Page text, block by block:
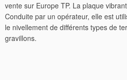
vente sur Europe TP. La plaque
Conduite par un opérateur, elle est
le nivellement de différents types de
gravillons.